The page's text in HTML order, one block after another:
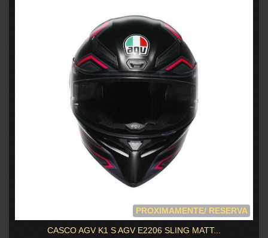
PROXIMAMENTE/ RESERVA
CASCO AGV K1 S AGV E2206 SLING MATT...